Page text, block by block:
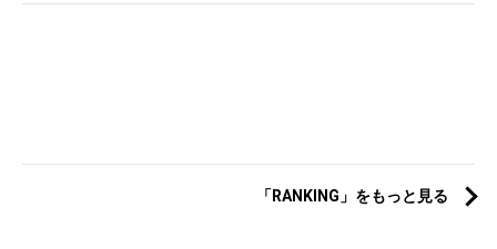
「RANKING」をもっと見る